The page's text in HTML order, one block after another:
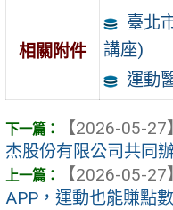
相關附件
臺北
講座)
運動
【2026-05-27】
杰股份有限公司共同
【2026-05-27】
APP，運動也能賺點數